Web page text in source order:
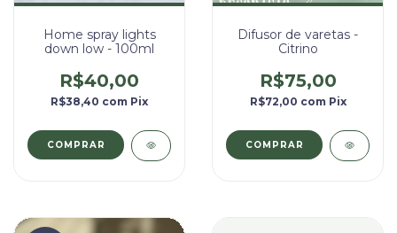
Home spray lights
down low - 100ml
R$40,00
R$38,40 com Pix
Difusor de varetas -
Citrino
R$75,00
R$72,00 com Pix